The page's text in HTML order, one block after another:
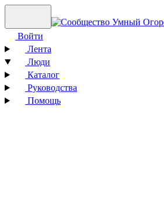
Войти
Лента
Люди
Каталог
Руководства
Помощь